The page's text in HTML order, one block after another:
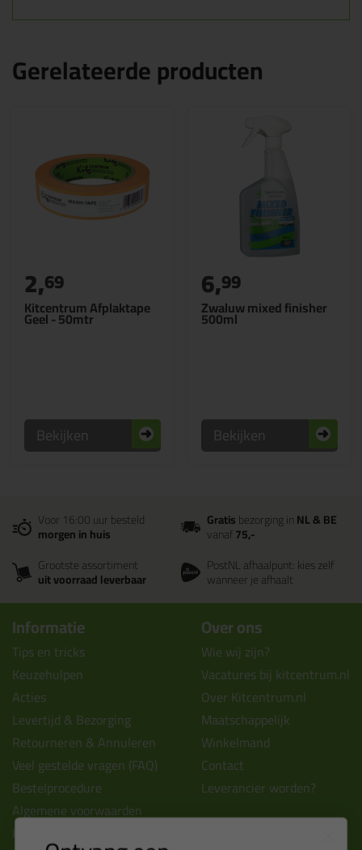
Gerelateerde producten
Kitcentrum Afplaktape
Geel - 50mtr
2,69
Bekijken
Zwaluw mixed finisher
500ml
6,99
Bekijken
Voor 16:00 uur besteld
morgen in huis
Gratisbezorging inNL & BE
vanaf75,-
Grootste assortiment
uit voorraad leverbaar
PostNL afhaalpunt: kies zelf
wanneer je afhaalt
Informatie
Tips en tricks
Keuzehulpen
Acties
Levertijd & Bezorging
Retourneren & Annuleren
Veel gestelde vragen (FAQ)
Bestelprocedure
Algemene voorwaarden
Kitcentrum berichten
Over ons
Wie wij zijn?
Vacatures bij kitcentrum.nl
Over Kitcentrum.nl
Maatschappelijk
Winkelmand
Contact
Leverancier worden?